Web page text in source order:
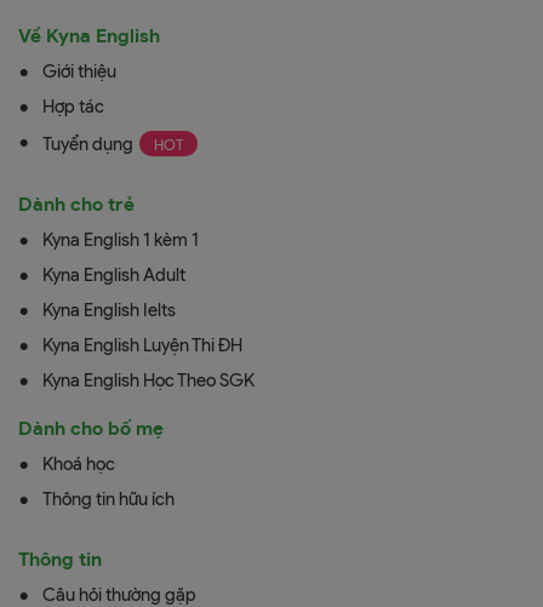
Về Kyna English
Giới thiệu
Hợp tác
Tuyển dụng
Dành cho trẻ
Kyna English 1 kèm 1
Kyna English Adult
Kyna English Ielts
Kyna English Luyện Thi ĐH
Kyna English Học Theo SGK
Dành cho bố mẹ
Khoá học
Thông tin hữu ích
Thông tin
Câu hỏi thường gặp